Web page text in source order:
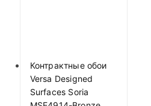
Контрактные обои
Versa Designed
Surfaces Soria